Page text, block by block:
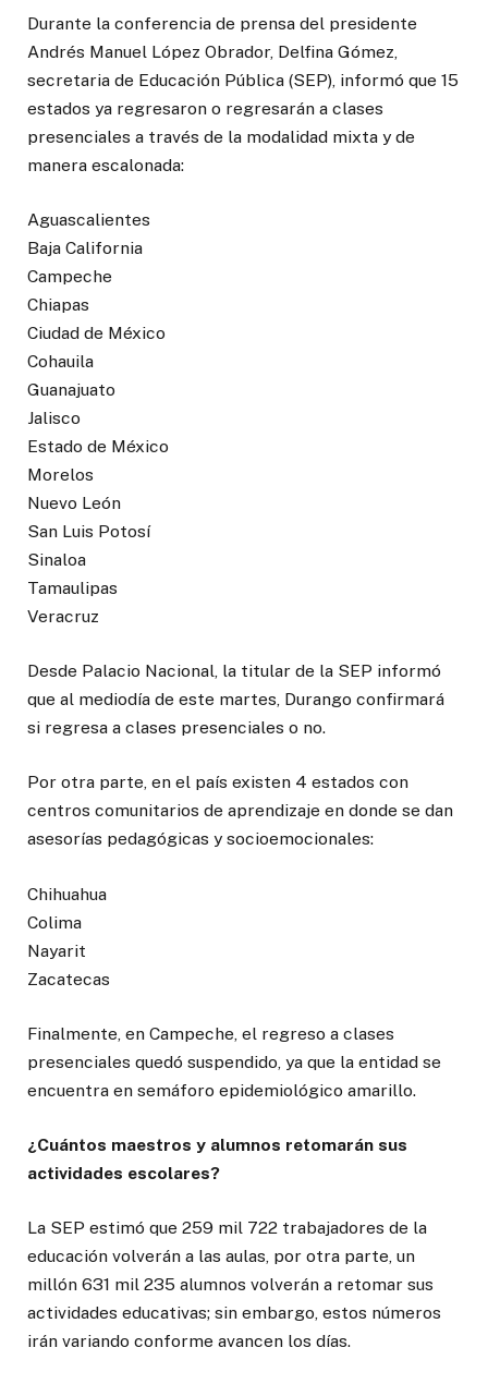
Durante la conferencia de prensa del presidente
Andrés Manuel López Obrador, Delfina Gómez,
secretaria de Educación Pública (SEP), informó que 15
estados ya regresaron o regresarán a clases
presenciales a través de la modalidad mixta y de
manera escalonada:
Aguascalientes
Baja California
Campeche
Chiapas
Ciudad de México
Cohauila
Guanajuato
Jalisco
Estado de México
Morelos
Nuevo León
San Luis Potosí
Sinaloa
Tamaulipas
Veracruz
Desde Palacio Nacional, la titular de la SEP informó
que al mediodía de este martes, Durango confirmará
si regresa a clases presenciales o no.
Por otra parte, en el país existen 4 estados con
centros comunitarios de aprendizaje en donde se dan
asesorías pedagógicas y socioemocionales:
Chihuahua
Colima
Nayarit
Zacatecas
Finalmente, en Campeche, el regreso a clases
presenciales quedó suspendido, ya que la entidad se
encuentra en semáforo epidemiológico amarillo.
¿Cuántos maestros y alumnos retomarán sus
actividades escolares?
La SEP estimó que 259 mil 722 trabajadores de la
educación volverán a las aulas, por otra parte, un
millón 631 mil 235 alumnos volverán a retomar sus
actividades educativas; sin embargo, estos números
irán variando conforme avancen los días.